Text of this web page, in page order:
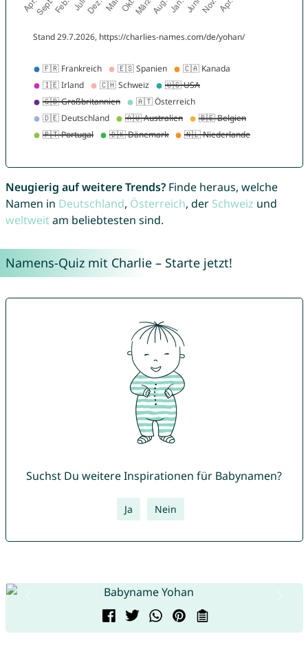
Neugierig auf weitere Trends?Finde heraus, welche
Namen in Deutschland, Österreich, der Schweiz und
weltweitam beliebtesten sind.
Namens-Quiz mit Charlie – Starte jetzt!
Suchst Du weitere Inspirationen für Babynamen?
Ja Nein